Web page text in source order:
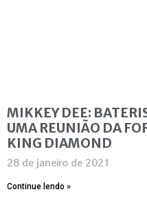
MIKKEY DEE:
UMA REUNIÃO DA
KING DIAMOND
28 de janeiro de 2021
Continue lendo »